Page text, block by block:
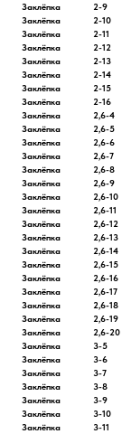
Заклёпка
2-9
Заклёпка
2-10
Заклёпка
2-11
Заклёпка
2-12
Заклёпка
2-13
Заклёпка
2-14
Заклёпка
2-15
Заклёпка
2-16
Заклёпка
2,6-4
Заклёпка
2,6-5
Заклёпка
2,6-6
Заклёпка
2,6-7
Заклёпка
2,6-8
Заклёпка
2,6-9
Заклёпка
2,6-10
Заклёпка
2,6-11
Заклёпка
2,6-12
Заклёпка
2,6-13
Заклёпка
2,6-14
Заклёпка
2,6-15
Заклёпка
2,6-16
Заклёпка
2,6-17
Заклёпка
2,6-18
Заклёпка
2,6-19
Заклёпка
2,6-20
Заклёпка
3-5
Заклёпка
3-6
Заклёпка
3-7
Заклёпка
3-8
Заклёпка
3-9
Заклёпка
3-10
Заклёпка
3-11